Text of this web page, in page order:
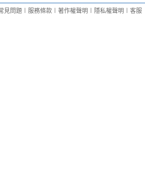
見問題 服務條款 著作權聲明 隱私權聲明 客服